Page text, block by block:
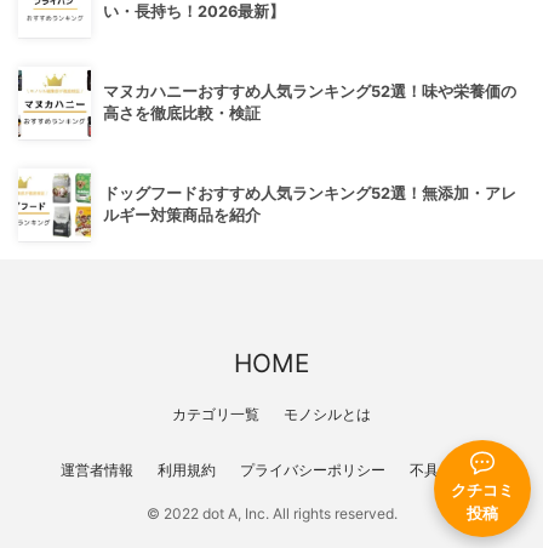
クチコミ
投稿
い・長持ち！2026最新】
マヌカハニーおすすめ人気ランキング52選！味や栄養価の
高さを徹底比較・検証
ドッグフードおすすめ人気ランキング52選！無添加・アレ
ルギー対策商品を紹介
HOME
カテゴリ一覧 モノシルとは
運営者情報 利用規約 プライバシーポリシー 不具合報告
© 2022 dot A, Inc. All rights reserved.